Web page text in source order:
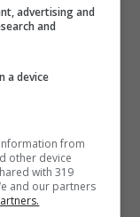
per impedire
e si
quelli visti lo
sosta
ai mezzi
advertising and
and
a device
from
other device
with 319
and our partners